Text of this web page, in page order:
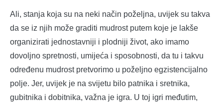
Ali, stanja koja su na neki način poželjna, uvijek su takva
da se iz njih može graditi mudrost putem koje je lakše
organizirati jednostavniji i plodniji život, ako imamo
dovoljno spretnosti, umijeća i sposobnosti, da tu i takvu
određenu mudrost pretvorimo u poželjno egzistencijalno
polje. Jer, uvijek je na svijetu bilo patnika i sretnika,
gubitnika i dobitnika, važna je igra. U toj igri međutim,